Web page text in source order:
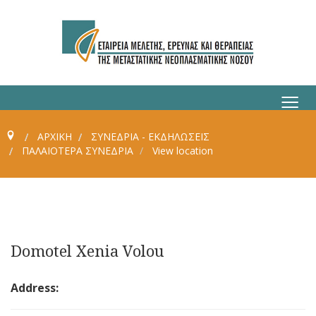
≡
ΑΡΧΙΚΗ
ΣΥΝΈΔΡΙΑ - ΕΚΔΗΛΏΣΕΙΣ
ΠΑΛΑΙΌΤΕΡΑ ΣΥΝΈΔΡΙΑ
View location
Domotel Xenia Volou
Address: